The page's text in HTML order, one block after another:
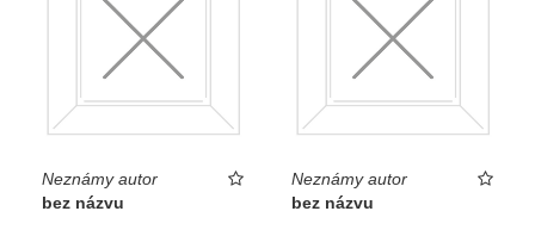
Neznámy autor
bez názvu
Neznámy autor
bez názvu